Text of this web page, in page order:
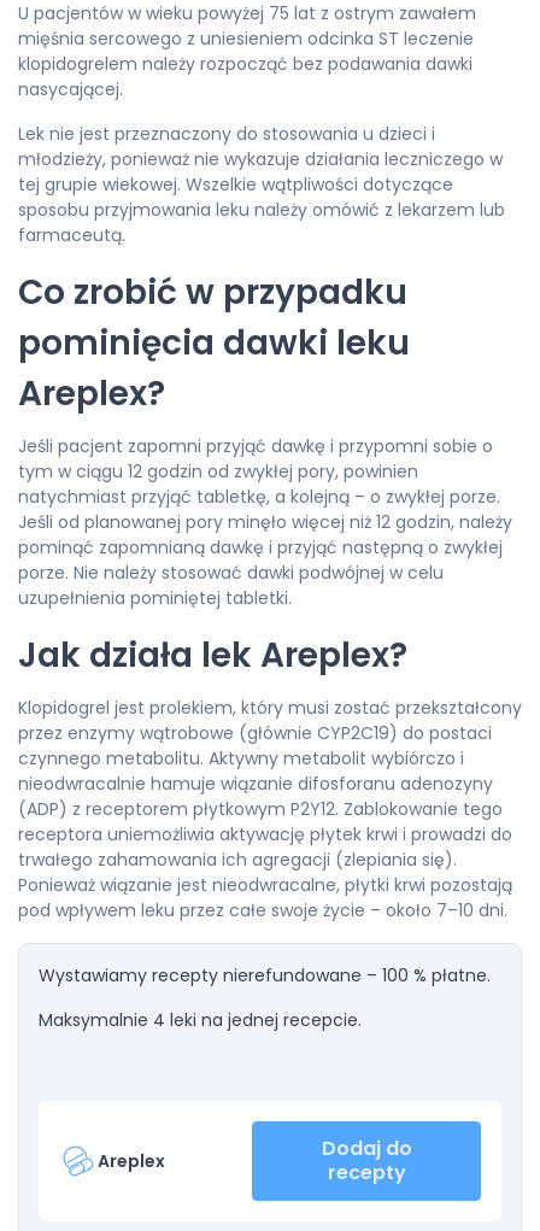
U pacjentów w wieku powyżej 75 lat z ostrym zawałem
mięśnia sercowego z uniesieniem odcinka ST leczenie
klopidogrelem należy rozpocząć bez podawania dawki
nasycającej.
Lek nie jest przeznaczony do stosowania u dzieci i
młodzieży, ponieważ nie wykazuje działania leczniczego w
tej grupie wiekowej. Wszelkie wątpliwości dotyczące
sposobu przyjmowania leku należy omówić z lekarzem lub
farmaceutą.
Co zrobić w przypadku
pominięcia dawki leku
Areplex?
Jeśli pacjent zapomni przyjąć dawkę i przypomni sobie o
tym w ciągu 12 godzin od zwykłej pory, powinien
natychmiast przyjąć tabletkę, a kolejną – o zwykłej porze.
Jeśli od planowanej pory minęło więcej niż 12 godzin, należy
pominąć zapomnianą dawkę i przyjąć następną o zwykłej
porze. Nie należy stosować dawki podwójnej w celu
uzupełnienia pominiętej tabletki.
Jak działa lek Areplex?
Klopidogrel jest prolekiem, który musi zostać przekształcony
przez enzymy wątrobowe (głównie CYP2C19) do postaci
czynnego metabolitu. Aktywny metabolit wybiórczo i
nieodwracalnie hamuje wiązanie difosforanu adenozyny
(ADP) z receptorem płytkowym P2Y12. Zablokowanie tego
receptora uniemożliwia aktywację płytek krwi i prowadzi do
trwałego zahamowania ich agregacji (zlepiania się).
Ponieważ wiązanie jest nieodwracalne, płytki krwi pozostają
pod wpływem leku przez całe swoje życie – około 7–10 dni.
Wystawiamy recepty nierefundowane – 100 % płatne.
Maksymalnie 4 leki na jednej recepcie.
Areplex
Dodaj do
recepty